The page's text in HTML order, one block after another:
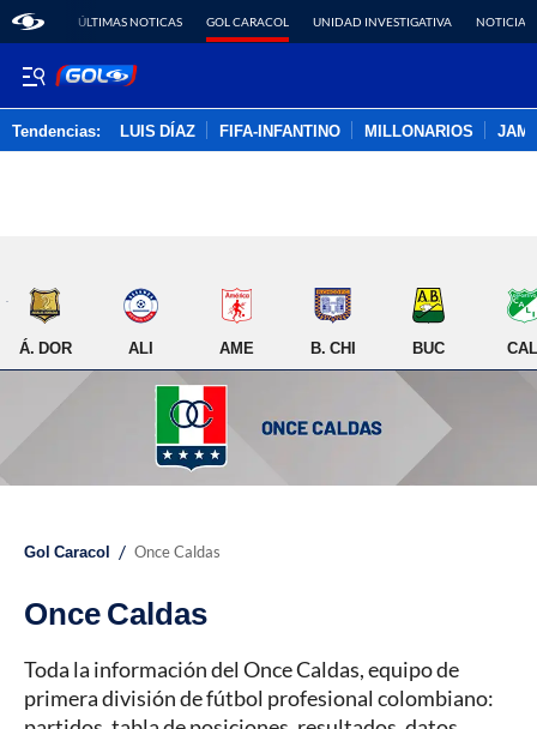
ÚLTIMAS NOTICAS GOL CARACOL UNIDAD INVESTIGATIVA NOTICIAS
Tendencias: LUIS DÍAZ FIFA-INFANTINO MILLONARIOS
Á. DOR ALI AME B. CHI BUC
Gol Caracol / Once Caldas
Once Caldas
Toda la información del Once Caldas, equipo de
primera división de fútbol profesional colombiano: